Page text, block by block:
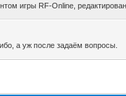
игры RF-Online,
а уж после задаём вопросы.